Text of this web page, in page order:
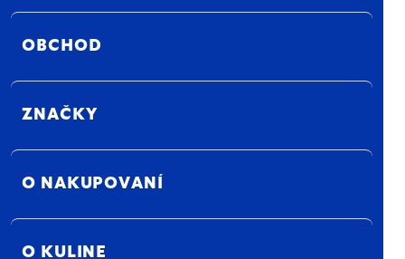
OBCHOD
ZNAČKY
O NAKUPOVANÍ
O KULINE